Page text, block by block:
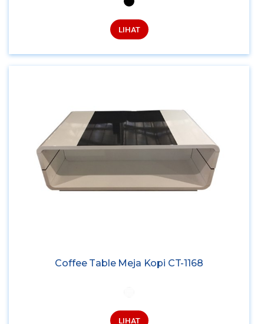
LIHAT
Coffee Table Meja Kopi CT-1168
LIHAT